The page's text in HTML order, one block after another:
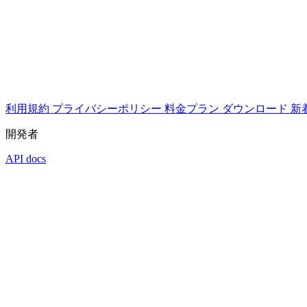
利用規約 プライバシーポリシー 料金プラン ダウンロード 新
開発者
API docs